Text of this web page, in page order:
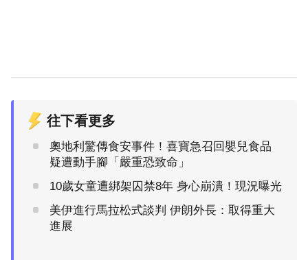
往下看更多
奧地利驚傳食安事件！喜寶急召回嬰兒食品
疑遭動手腳「嚴重恐致命」
10歲女童遭綁架囚禁8年 身心崩潰！現況曝光
美伊進行馬拉松式談判 伊朗外長：取得重大
進展